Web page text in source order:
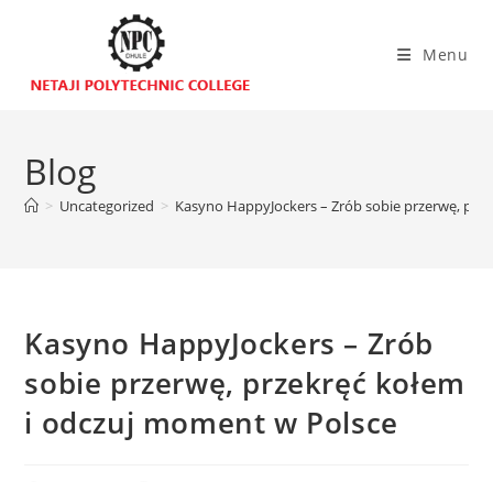
Menu
Blog
> Uncategorized > Kasyno HappyJockers – Zrób sobie przerwę,
Kasyno HappyJockers – Zrób
sobie przerwę, przekręć kołem
i odczuj moment w Polsce